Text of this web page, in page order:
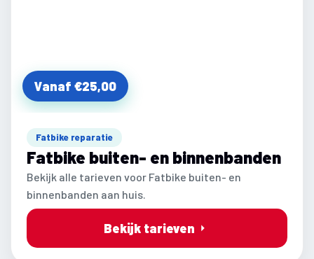
Vanaf €25,00
Fatbike reparatie
Fatbike buiten- en binnenbanden
Bekijk alle tarieven voor Fatbike buiten- en
binnenbanden aan huis.
Bekijk tarieven